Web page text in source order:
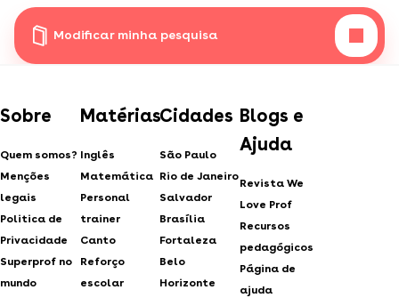
Modificar minha pesquisa
Sobre
Quem somos?
Menções
legais
Politica de
Privacidade
Superprof no
mundo
Matérias
Inglês
Matemática
Personal
trainer
Canto
Reforço
escolar
Cidades
São Paulo
Rio de Janeiro
Salvador
Brasília
Fortaleza
Belo
Horizonte
Blogs e
Ajuda
Revista We
Love Prof
Recursos
pedagógicos
Página de
ajuda